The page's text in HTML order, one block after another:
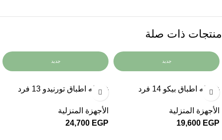
منتجات ذات صلة
جديد
غساله اطباق بيكو 14 فرد
الأجهزة المنزلية
19,600 EGP
جديد
غساله اطباق تورنيدو 13 فرد
الأجهزة المنزلية
24,700 EGP